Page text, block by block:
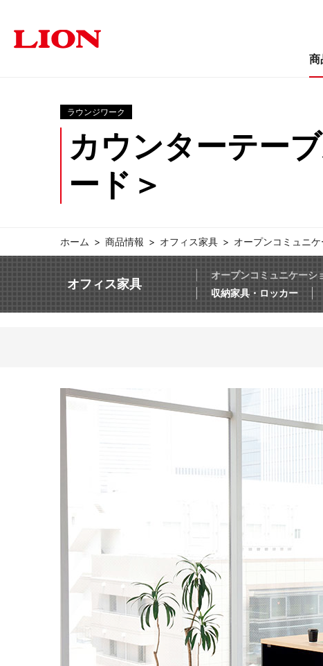
カウンターテー
ード＞
ラウンジワーク
ホーム 商品情報 オフィス家具 オープンコミュニ
オフィス家具
オープンコミュニケーシ
収納家具・ロッカー
商品情報
オフィス家具
デスク・テーブル
個室ブース・パーティション 夢工房プロ
商
ソリューション
オフィス 福祉・医療施設 学校
サステナビリティ
トップメッセージ サステナビリティの
企業情報
トップメッセージ ライオン事務器につい
採用情報
投資家の皆さま
経営方針 個人投資家の皆さまへ
IRに関するよくあるご質問